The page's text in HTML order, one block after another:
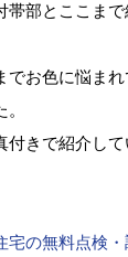
部とここま
お色に悩ま
きで紹介して
の無料点検